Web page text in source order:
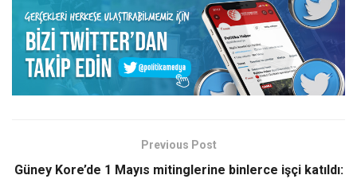
Previous Post
Güney Kore’de 1 Mayıs mitinglerine binlerce işçi katıldı: